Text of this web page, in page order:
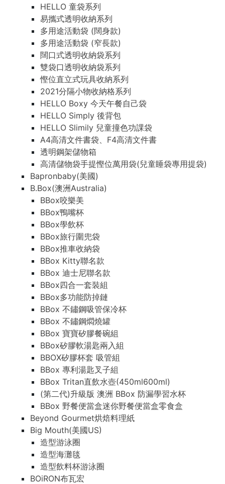
HELLO 童袋系列
易攜式透明收納系列
多用途活動袋 (闊身款)
多用途活動袋 (窄長款)
闊口式透明收納袋系列
雙袋口透明收納袋系列
慳位直立式玩具收納系列
2021分隔小物收納格系列
HELLO Boxy 今天午餐自己袋
HELLO Simply 後背包
HELLO Slimily 兒童撞色功課袋
A4高清文件書袋、F4高清文件書
透明鋼架儲物箱
高清儲物袋手提慳位萬用袋(兒童睡袋專用提袋)
Bapronbaby(美國)
B.Box(澳洲Australia)
BBox咬樂美
BBox鴨嘴杯
BBox學飲杯
BBox旅行圍兜袋
BBox推車收納袋
BBox Kitty聯名款
BBox 迪士尼聯名款
BBox四合一套裝組
BBox多功能防掉鏈
BBox 不鏽鋼吸管保冷杯
BBox 不鏽鋼燜燒罐
BBox 寶寶矽膠餐碗組
BBox矽膠軟湯匙兩入組
BBOX矽膠杯套 吸管組
BBox 專利湯匙叉子組
BBox Tritan直飲水壺(450ml600ml)
(第二代)升級版 澳洲 BBox 防漏學習水杯
BBox 野餐便當盒迷你野餐便當盒零食盒
Beyond Gourmet烘焙料理紙
Big Mouth(美國US)
造型游泳圈
造型海灘毯
造型飲料杯游泳圈
BOiRON布瓦宏